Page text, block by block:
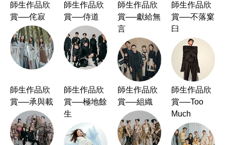
師生作品欣
賞──侘寂
師生作品欣
賞──侍道
師生作品欣
賞──獻給無
言
師生作品欣
賞──不落窠
臼
師生作品欣
賞──承與載
師生作品欣
賞──極地餘
生
師生作品欣
賞──組織
師生作品欣
賞──Too
Much